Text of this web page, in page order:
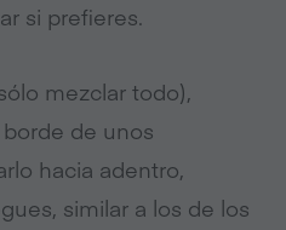
si prefieres.
mezclar todo),
de unos
hacia adentro,
similar a los de los